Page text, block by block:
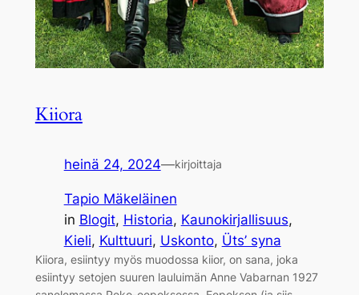
Kiiora
heinä 24, 2024—kirjoittaja
Tapio Mäkeläinen
in Blogit, Historia, Kaunokirjallisuus
Kieli, Kulttuuri, Uskonto, Üts’ syna
Kiiora, esiintyy myös muodossa kiior, on sana, joka
esiintyy setojen suuren lauluimän Anne Vabarnan 1927